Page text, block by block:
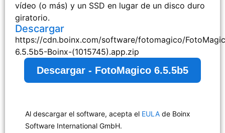
vídeo (o más) y un SSD en lugar de un disco duro
giratorio.
Descargar
https://cdn.boinx.com/software/fotomagico/
6.5.5b5-Boinx-(1015745).app.zip
Descargar - FotoMagico 6.5.5b5
Al descargar el software, acepta el EULA de Boinx
Software International GmbH.